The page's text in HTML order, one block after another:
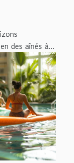
des aînés à...